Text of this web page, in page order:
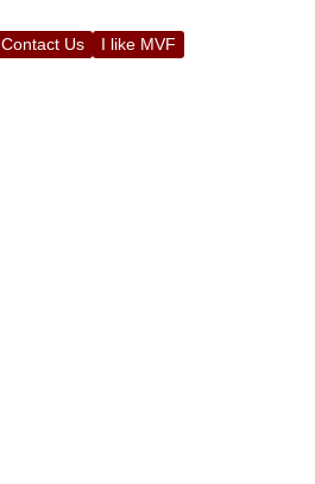
Contact Us I like MVF